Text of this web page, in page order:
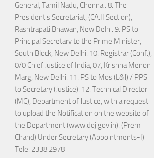
General, Tamil Nadu, Chennai. 8. The
President's Secretariat, (CA.II Section),
Rashtrapati Bhawan, New Delhi. 9. PS to
Principal Secretary to the Prime Minister,
South Block, New Delhi. 10. Registrar (Conf.),
0/0 Chief Justice of India, 07, Krishna Menon
Marg, New Delhi. 11. PS to Mos (L&J) / PPS
to Secretary (Justice). 12. Technical Director
(MC), Department of Justice, with a request
to upload the Notification on the website of
the Department (www.doj.gov.in). (Prem
Chand) Under Secretary (Appointments-I)
Tele: 2338 2978